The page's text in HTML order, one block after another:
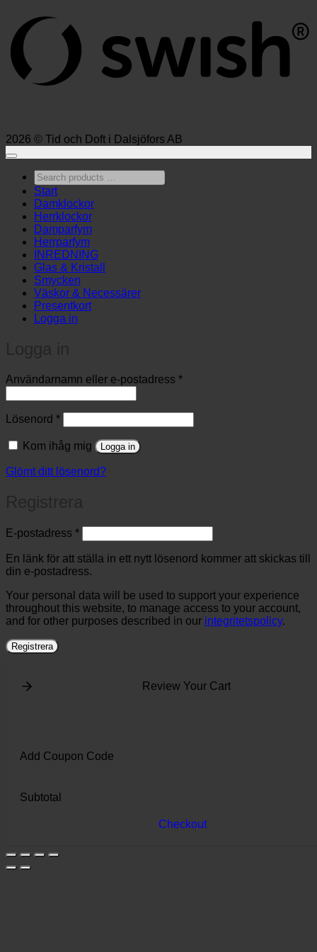
2026 © Tid och Doft i Dalsjöfors AB
Search
products
…
Start
Damklockor
Herrklockor
Damparfym
Herrparfym
INREDNING
Glas & Kristall
Smycken
Väskor & Necessärer
Presentkort
Logga in
Användarnamn eller e-postadress *Obligatoriskt
Lösenord *Obligatoriskt
Kom ihåg mig Logga in
Glömt ditt lösenord?
E-postadress *Obligatoriskt
En länk för att ställa in ett nytt lösenord kommer att skickas till
din e-postadress.
Your personal data will be used to support your experience
throughout this website, to manage access to your account,
and for other purposes described in our integritetspolicy.
Registrera
Review Your Cart
Add Coupon Code
Subtotal
Checkout